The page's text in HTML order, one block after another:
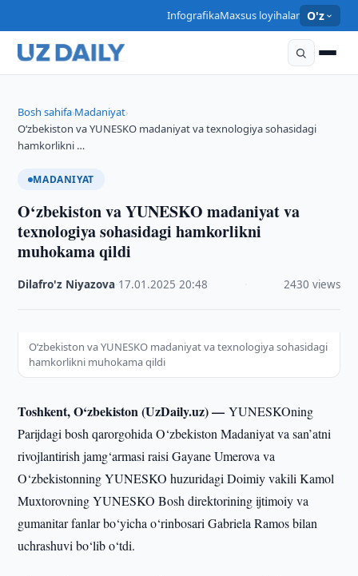
InfografikaMaxsus loyihalar O'z
Bosh sahifa›Madaniyat›
O‘zbekiston va YUNESKO madaniyat va texnologiya sohasidagi
hamkorlikni …
MADANIYAT
O‘zbekiston va YUNESKO madaniyat va
texnologiya sohasidagi hamkorlikni
muhokama qildi
Dilafro'z Niyazova 17.01.2025 ·20:48 2430 views
O‘zbekiston va YUNESKO madaniyat va texnologiya sohasidagi
hamkorlikni muhokama qildi
Toshkent, O‘zbekiston (UzDaily.uz) —YUNESKOning
Parijdagi bosh qarorgohida O‘zbekiston Madaniyat va san’atni
rivojlantirish jamg‘armasi raisi Gayane Umerova va
O‘zbekistonning YUNESKO huzuridagi Doimiy vakili Kamol
Muxtorovning YUNESKO Bosh direktorining ijtimoiy va
gumanitar fanlar bo‘yicha o‘rinbosari Gabriela Ramos bilan
uchrashuvi bo‘lib o‘tdi.